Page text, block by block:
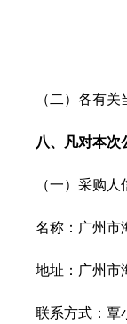
（二）各有关当
八、凡对本次
（一）采购人
名称：广州市海
地址：广州市海
联系方式：覃小